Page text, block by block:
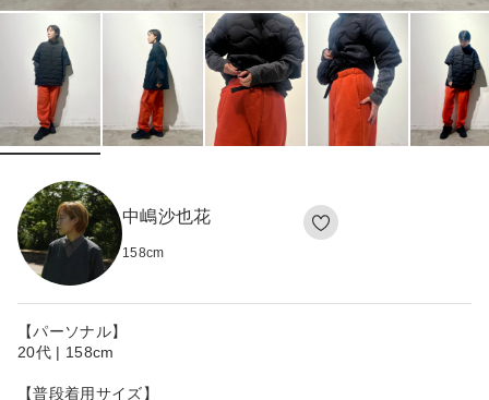
中嶋沙也花
158cm
【パーソナル】
20代 | 158cm
【普段着用サイズ】